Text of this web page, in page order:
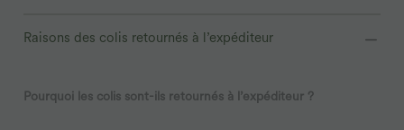
Raisons des colis retournés à l’expéditeur
Pourquoi les colis sont-ils retournés à l’expéditeur ?